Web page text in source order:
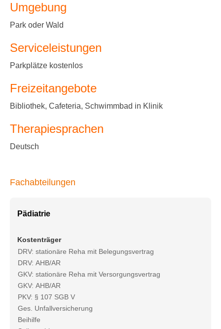
Umgebung
Park oder Wald
Serviceleistungen
Parkplätze kostenlos
Freizeitangebote
Bibliothek, Cafeteria, Schwimmbad in Klinik
Therapiesprachen
Deutsch
Fachabteilungen
Pädiatrie
Kostenträger
DRV: stationäre Reha mit Belegungsvertrag
DRV: AHB/AR
GKV: stationäre Reha mit Versorgungsvertrag
GKV: AHB/AR
PKV: § 107 SGB V
Ges. Unfallversicherung
Beihilfe